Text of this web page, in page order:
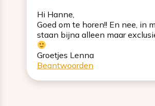
Hi Hanne,
Goed om te horen!! En nee, in
staan bijna alleen maar
Groetjes Lenna
Beantwoorden